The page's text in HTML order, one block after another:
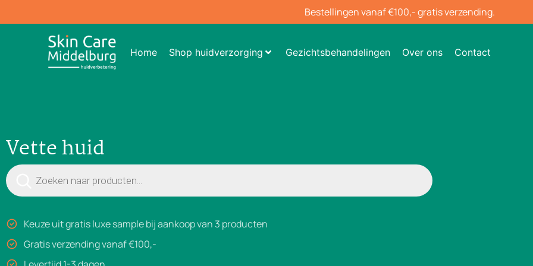
Bestellingen vanaf €100,- gratis verzending.
Home Shop huidverzorging Gezichtsbehandelingen Over ons Contact
Vette huid
Keuze uit gratis luxe sample bij aankoop van 3 producten
Gratis verzending vanaf €100,-